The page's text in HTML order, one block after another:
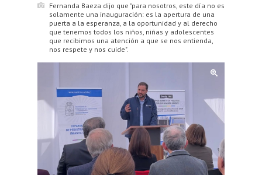
Fernanda Baeza dijo que "para nosotros, este día no es
solamente una inauguración: es la apertura de una
puerta a la esperanza, a la oportunidad y al derecho
que tenemos todos los niños, niñas y adolescentes
que recibimos una atención a que se nos entienda,
nos respete y nos cuide".